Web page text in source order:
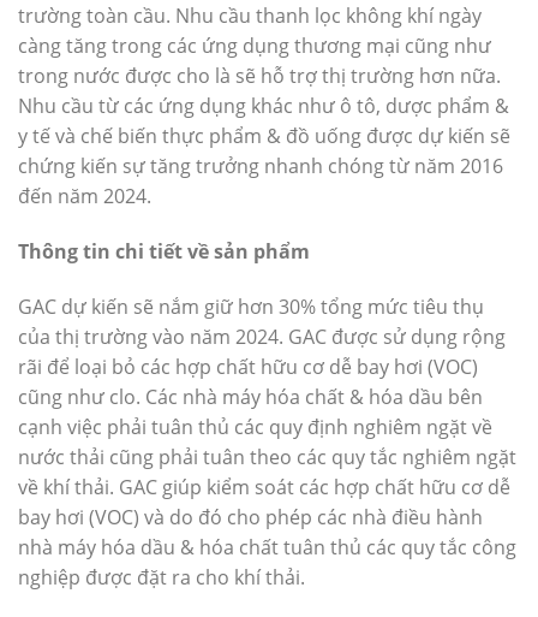
trường toàn cầu. Nhu cầu thanh lọc không khí ngày
càng tăng trong các ứng dụng thương mại cũng như
trong nước được cho là sẽ hỗ trợ thị trường hơn nữa.
Nhu cầu từ các ứng dụng khác như ô tô, dược phẩm &
y tế và chế biến thực phẩm & đồ uống được dự kiến sẽ
chứng kiến sự tăng trưởng nhanh chóng từ năm 2016
đến năm 2024.
Thông tin chi tiết về sản phẩm
GAC dự kiến ​​sẽ nắm giữ hơn 30% tổng mức tiêu thụ
của thị trường vào năm 2024. GAC được sử dụng rộng
rãi để loại bỏ các hợp chất hữu cơ dễ bay hơi (VOC)
cũng như clo. Các nhà máy hóa chất & hóa dầu bên
cạnh việc phải tuân thủ các quy định nghiêm ngặt về
nước thải cũng phải tuân theo các quy tắc nghiêm ngặt
về khí thải. GAC giúp kiểm soát các hợp chất hữu cơ dễ
bay hơi (VOC) và do đó cho phép các nhà điều hành
nhà máy hóa dầu & hóa chất tuân thủ các quy tắc công
nghiệp được đặt ra cho khí thải.